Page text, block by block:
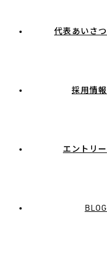
代表あいさつ
採用情報
エントリー
BLOG